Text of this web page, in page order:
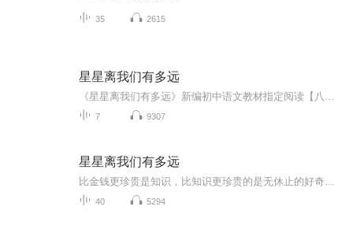
35 2615
星星离我们有多远
7 9307
星星离我们有多远
40 5294